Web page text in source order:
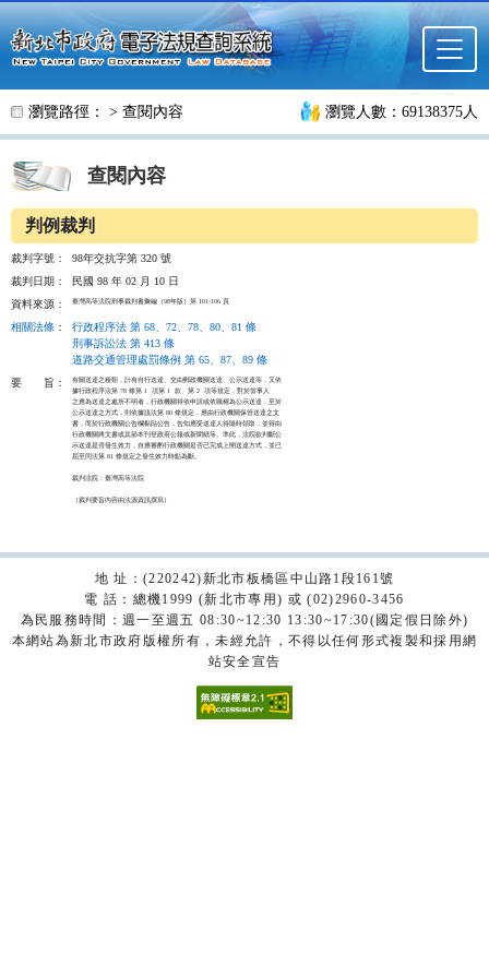
跳至主要內容
瀏覽路徑： > 查閱內容 瀏覽人數：69138375人
查閱內容
判例裁判
裁判字號：
98年交抗字第 320 號
裁判日期：
民國 98 年 02 月 10 日
資料來源：
臺灣高等法院刑事裁判書彙編（98年版）第 101-106 頁
相關法條 ：
行政程序法 第 68、72、78、80、81 條
刑事訴訟法 第 413 條
道路交通管理處罰條例 第 65、87、89 條
要
旨：
有關送達之種類，計有自行送達、交由郵政機關送達、公示送達等，又依
據行政程序法第 78 條第 1  項第 1  款、第 2  項等規定，對於當事人
之應為送達之處所不明者，行政機關得依申請或依職權為公示送達，至於
公示送達之方式，則依據該法第 80 條規定，應由行政機關保管送達之文
書，而於行政機關公告欄黏貼公告，告知應受送達人得隨時領取，並得由
行政機關將文書或其節本刊登政府公報或新聞紙等。準此，法院欲判斷公
示送達是否發生效力，自應審酌行政機關是否已完成上開送達方式，並已
屆至同法第 81 條規定之發生效力時點為斷。
裁判法院：臺灣高等法院
（裁判要旨內容由法源資訊撰寫）
地 址：(220242)新北市板橋區中山路1段161號
電 話：總機1999 (新北市專用) 或 (02)2960-3456
為民服務時間：週一至週五 08:30~12:30 13:30~17:30(國定假日除外)
本網站為新北市政府版權所有，未經允許，不得以任何形式複製和採用網
站安全宣告